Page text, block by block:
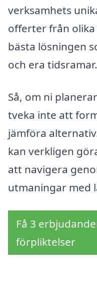
verksamhets
offerter från
bästa lösningen
och era tidsramar.
Så, om ni
tveka inte att
jämföra
kan verkligen
att navigera
utmaningar med
Få 3
förpliktelser